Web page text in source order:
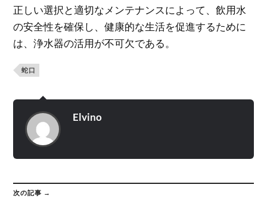
正しい選択と適切なメンテナンスによって、飲用水
の安全性を確保し、健康的な生活を促進するために
は、浄水器の活用が不可欠である。
蛇口
Elvino
次の記事 →